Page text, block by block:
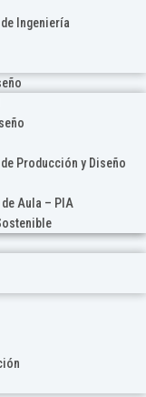
Ingeniería
Producción y Diseño
Aula – PIA